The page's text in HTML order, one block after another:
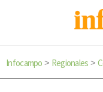
Infocampo > Regionales >